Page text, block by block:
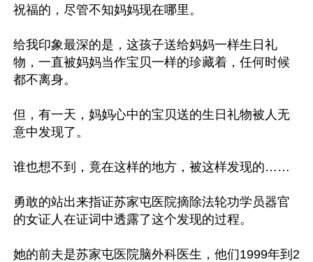
祝福的，尽管不知妈妈现在哪里。
给我印象最深的是，这孩子送给妈妈一样生日礼
物，一直被妈妈当作宝贝一样的珍藏着，任何时候
都不离身。
但，有一天，妈妈心中的宝贝送的生日礼物被人无
意中发现了。
谁也想不到，竟在这样的地方，被这样发现的……
勇敢的站出来指证苏家屯医院摘除法轮功学员器官
的女证人在证词中透露了这个发现的过程。
她的前夫是苏家屯医院脑外科医生，他们1999年到2